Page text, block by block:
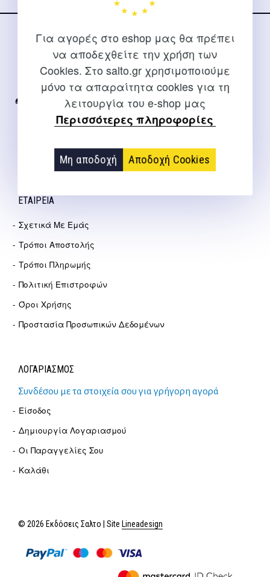
Για αγορές στο eshop μας θα πρέπει
να αποδεχθείτε την χρήση των
Cookies. Στο salto.gr χρησιμοποιούμε
μόνο τα απαραίτητα cookies για τη
λειτουργία του e-shop μας
Περισσότερες πληροφορίες
Μη αποδοχή Αποδοχή Cookies
ΕΠΙΚΟΙΝΩΝΊΑ
Για διευκρινίσεις και υποστήριξη παραγγελιών μέσω του
2310 267108
info@salto.gr
Αγγελάκη 21, Θεσσαλονίκη
ΕΤΑΙΡΕΊΑ
Σχετικά Με Εμάς
Τρόποι Αποστολής
Τρόποι Πληρωμής
Πολιτική Επιστροφών
Όροι Χρήσης
Προστασία Προσωπικών Δεδομένων
ΛΟΓΑΡΙΑΣΜΟΣ
Συνδέσου με τα στοιχεία σου για γρήγορη αγορά
Είσοδος
Δημιουργία Λογαριασμού
Οι Παραγγελίες Σου
Καλάθι
© 2026 Εκδόσεις Σαλτο | Site Lineadesign